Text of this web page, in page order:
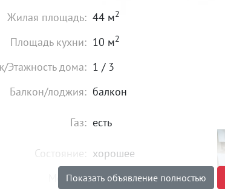
Жилая площадь: 44 м2
Площадь кухни: 10 м2
Этажность дома: 1 / 3
Балкон/лоджия: балкон
Газ: есть
Состояние: хорошее
Мебель: есть
Показать объявление полностью